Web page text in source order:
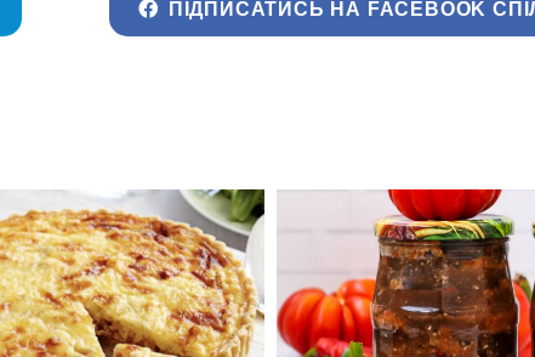
ПІДПИСАТИСЬ НА FACEBOOK